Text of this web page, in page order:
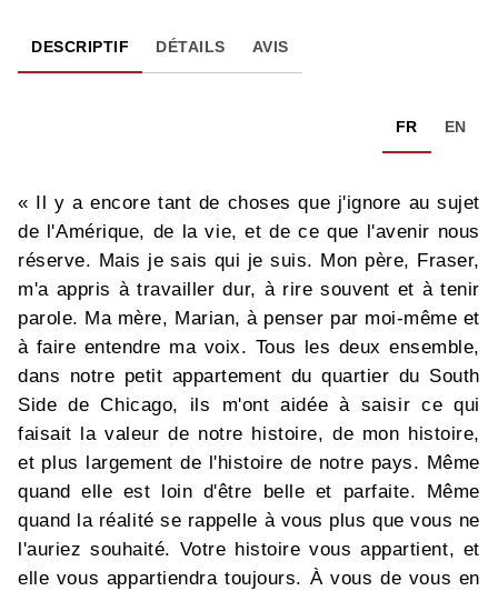
DESCRIPTIF DÉTAILS AVIS
FR EN
« Il y a encore tant de choses que j'ignore au sujet
de l'Amérique, de la vie, et de ce que l'avenir nous
réserve. Mais je sais qui je suis. Mon père, Fraser,
m'a appris à travailler dur, à rire souvent et à tenir
parole. Ma mère, Marian, à penser par moi-même et
à faire entendre ma voix. Tous les deux ensemble,
dans notre petit appartement du quartier du South
Side de Chicago, ils m'ont aidée à saisir ce qui
faisait la valeur de notre histoire, de mon histoire,
et plus largement de l'histoire de notre pays. Même
quand elle est loin d'être belle et parfaite. Même
quand la réalité se rappelle à vous plus que vous ne
l'auriez souhaité. Votre histoire vous appartient, et
elle vous appartiendra toujours. À vous de vous en